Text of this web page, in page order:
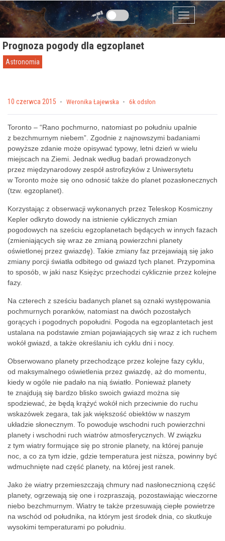
Przejdź do zawartości
Menu
Prognoza pogody dla egzoplanet
Astronomia
Posted on
10 czerwca 2015 by Weronika Łajewska 6k odsłon
Toronto – “Rano pochmurno, natomiast po południu upalnie
z bezchmurnym niebem”. Zgodnie z najnowszymi badaniami
powyższe zdanie może opisywać typowy, letni dzień w wielu
miejscach na Ziemi. Jednak według badań prowadzonych
przez międzynarodowy zespół astrofizyków z Uniwersytetu
w Toronto może się ono odnosić także do planet pozasłonecznych
(tzw. egzoplanet).
Korzystając z obserwacji wykonanych przez Teleskop Kosmiczny
Kepler odkryto dowody na istnienie cyklicznych zmian
pogodowych na sześciu egzoplanetach będących w innych fazach
(zmieniających się wraz ze zmianą powierzchni planety
oświetlonej przez gwiazdę). Takie zmiany faz przejawiają się jako
zmiany porcji światła odbitego od gwiazd tych planet. Przypomina
to sposób, w jaki nasz Księżyc przechodzi cyklicznie przez kolejne
fazy.
Na czterech z sześciu badanych planet są oznaki występowania
pochmurnych poranków, natomiast na dwóch pozostałych
gorących i pogodnych popołudni. Pogoda na egzoplantetach jest
ustalana na podstawie zmian pojawiających się wraz z ich ruchem
wokół gwiazd, a także określaniu ich cyklu dni i nocy.
Obserwowano planety przechodzące przez kolejne fazy cyklu,
od maksymalnego oświetlenia przez gwiazdę, aż do momentu,
kiedy w ogóle nie padało na nią światło. Ponieważ planety
te znajdują się bardzo blisko swoich gwiazd można się
spodziewać, że będą krążyć wokół nich przeciwnie do ruchu
wskazówek zegara, tak jak większość obiektów w naszym
układzie słonecznym. To powoduje wschodni ruch powierzchni
planety i wschodni ruch wiatrów atmosferycznych. W związku
z tym wiatry formujące się po stronie planety, na której panuje
noc, a co za tym idzie, gdzie temperatura jest niższa, powinny być
wdmuchnięte nad część planety, na której jest ranek.
Jako że wiatry przemieszczają chmury nad nasłonecznioną część
planety, ogrzewają się one i rozpraszają, pozostawiając wieczorne
niebo bezchmurnym. Wiatry te także przesuwają ciepłe powietrze
na wschód od południka, na którym jest środek dnia, co skutkuje
wysokimi temperaturami po południu.